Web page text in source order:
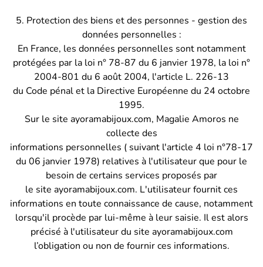
5. Protection des biens et des personnes - gestion des
données personnelles :
En France, les données personnelles sont notamment
protégées par la loi n° 78-87 du 6 janvier 1978, la loi n°
2004-801 du 6 août 2004, l'article L. 226-13
du Code pénal et la Directive Européenne du 24 octobre
1995.
Sur le site ayoramabijoux.com, Magalie Amoros ne
collecte des
informations personnelles ( suivant l'article 4 loi n°78-17
du 06 janvier 1978) relatives à l'utilisateur que pour le
besoin de certains services proposés par
le site ayoramabijoux.com. L'utilisateur fournit ces
informations en toute connaissance de cause, notamment
lorsqu'il procède par lui-même à leur saisie. Il est alors
précisé à l'utilisateur du site ayoramabijoux.com
l’obligation ou non de fournir ces informations.